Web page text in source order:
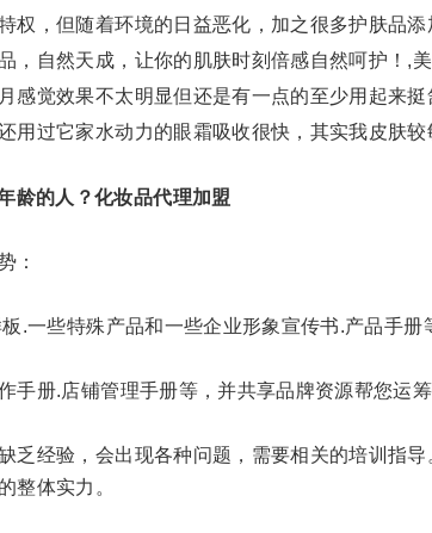
权，但随着环境的日益恶化，加之很多护肤品
，自然天成，让你的肌肤时刻倍感自然呵护！,
感觉效果不太明显但还是有一点的至少用起来
用过它家水动力的眼霜吸收很快，其实我皮肤
龄的人？化妆品代理加盟
：
.一些特殊产品和一些企业形象宣传书.产品手册
手册.店铺管理手册等，并共享品牌资源帮您运筹
乏经验，会出现各种问题，需要相关的培训指
整体实力。